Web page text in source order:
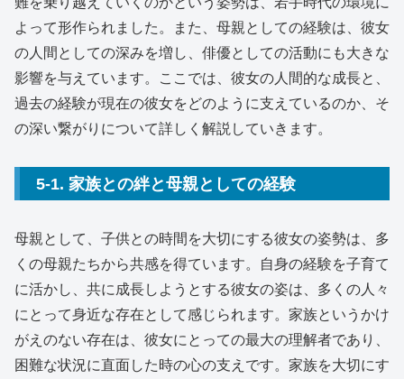
よって形作られました。また、母親としての経験は、彼女
の人間としての深みを増し、俳優としての活動にも大きな
影響を与えています。ここでは、彼女の人間的な成長と、
過去の経験が現在の彼女をどのように支えているのか、そ
の深い繋がりについて詳しく解説していきます。
5-1. 家族との絆と母親としての経験
母親として、子供との時間を大切にする彼女の姿勢は、多
くの母親たちから共感を得ています。自身の経験を子育て
に活かし、共に成長しようとする彼女の姿は、多くの人々
にとって身近な存在として感じられます。家族というかけ
がえのない存在は、彼女にとっての最大の理解者であり、
困難な状況に直面した時の心の支えです。家族を大切にす